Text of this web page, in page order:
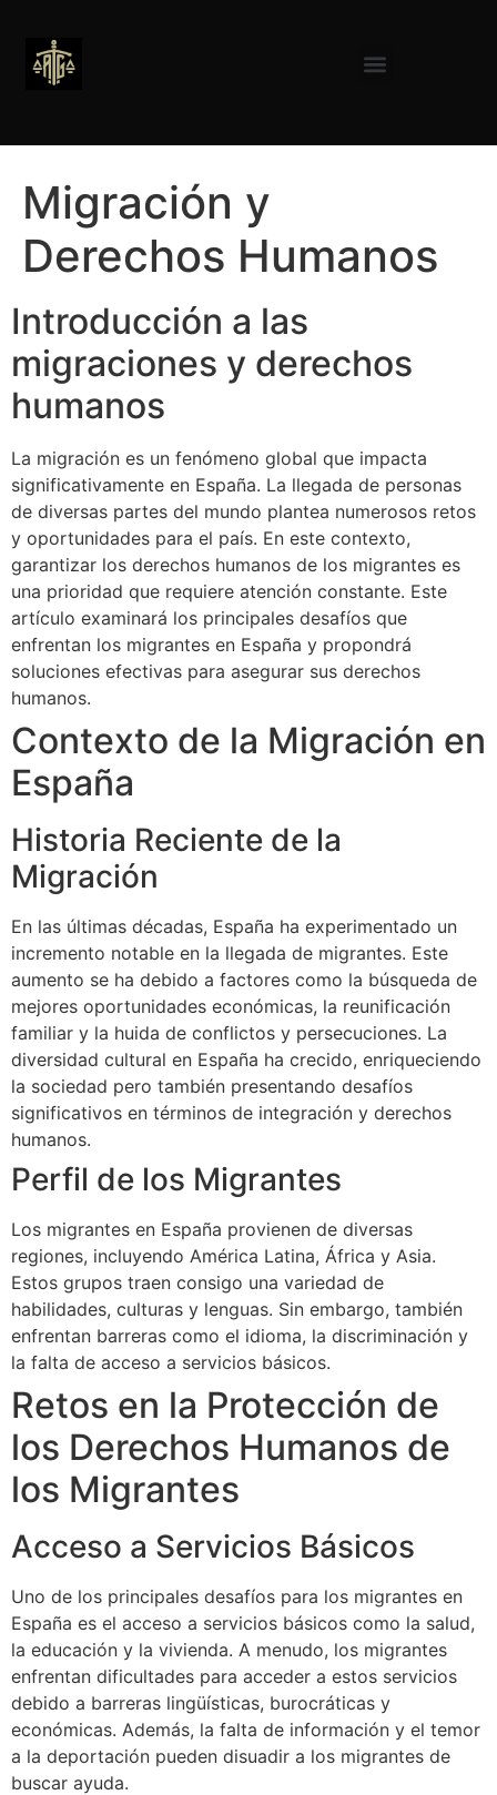
Migración y
Derechos Humanos
Introducción a las
migraciones y derechos
humanos
La migración es un fenómeno global que impacta
significativamente en España. La llegada de personas
de diversas partes del mundo plantea numerosos retos
y oportunidades para el país. En este contexto,
garantizar los derechos humanos de los migrantes es
una prioridad que requiere atención constante. Este
artículo examinará los principales desafíos que
enfrentan los migrantes en España y propondrá
soluciones efectivas para asegurar sus derechos
humanos.
Contexto de la Migración en
España
Historia Reciente de la
Migración
En las últimas décadas, España ha experimentado un
incremento notable en la llegada de migrantes. Este
aumento se ha debido a factores como la búsqueda de
mejores oportunidades económicas, la reunificación
familiar y la huida de conflictos y persecuciones. La
diversidad cultural en España ha crecido, enriqueciendo
la sociedad pero también presentando desafíos
significativos en términos de integración y derechos
humanos.
Perfil de los Migrantes
Los migrantes en España provienen de diversas
regiones, incluyendo América Latina, África y Asia.
Estos grupos traen consigo una variedad de
habilidades, culturas y lenguas. Sin embargo, también
enfrentan barreras como el idioma, la discriminación y
la falta de acceso a servicios básicos.
Retos en la Protección de
los Derechos Humanos de
los Migrantes
Acceso a Servicios Básicos
Uno de los principales desafíos para los migrantes en
España es el acceso a servicios básicos como la salud,
la educación y la vivienda. A menudo, los migrantes
enfrentan dificultades para acceder a estos servicios
debido a barreras lingüísticas, burocráticas y
económicas. Además, la falta de información y el temor
a la deportación pueden disuadir a los migrantes de
buscar ayuda.